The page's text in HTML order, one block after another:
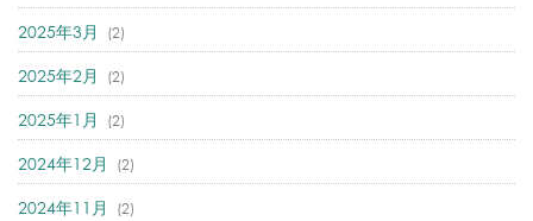
2025年3月 (2)
2025年2月 (2)
2025年1月 (2)
2024年12月 (2)
2024年11月 (2)